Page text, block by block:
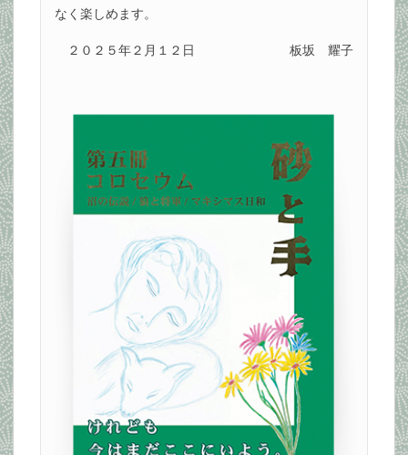
なく楽しめます。
２０２５年２月１２日 板坂 耀子